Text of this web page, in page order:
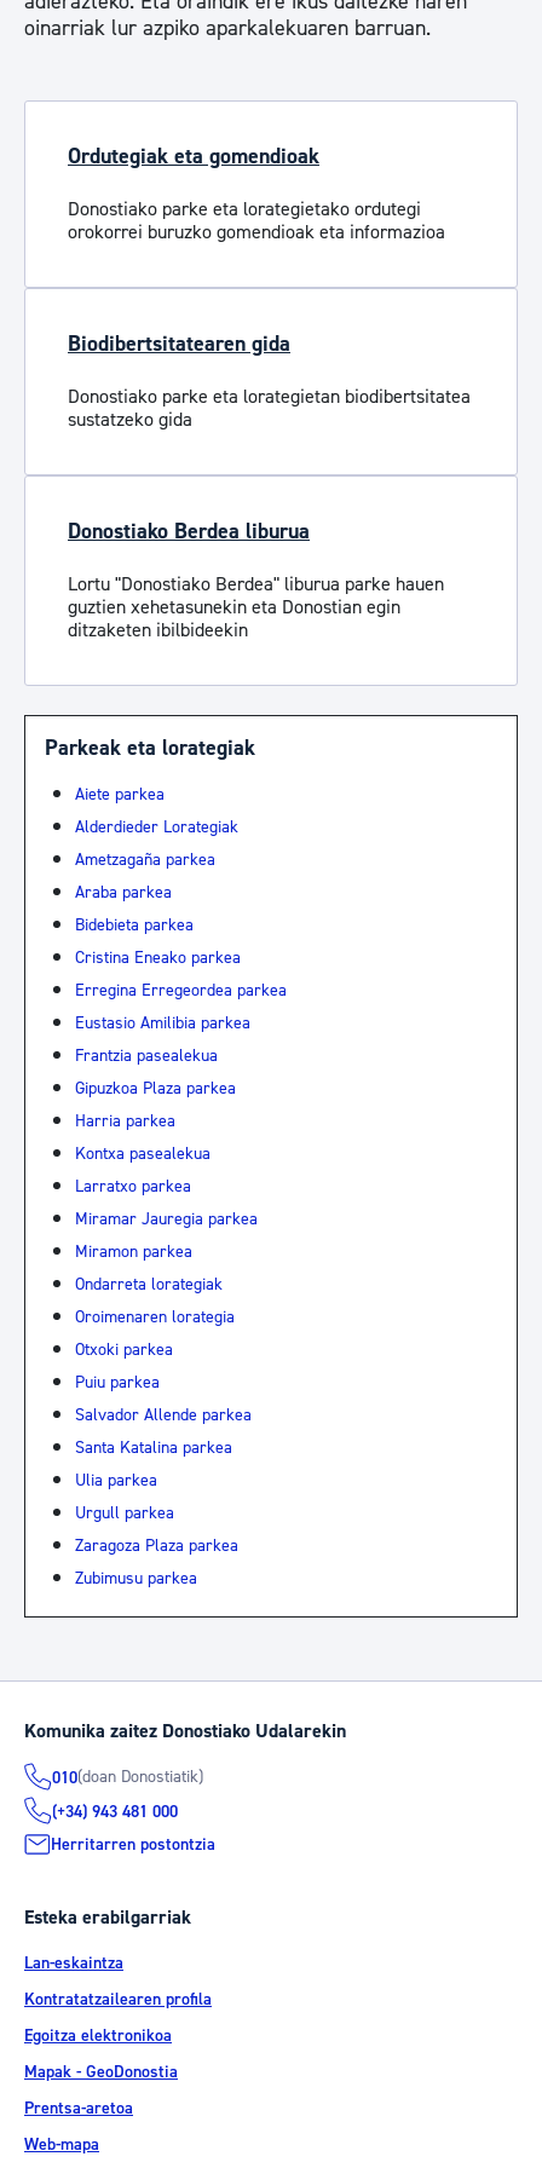
oinarriak lur azpiko aparkalekuaren barruan.
Ordutegiak eta gomendioak
Donostiako parke eta lorategietako ordutegi
orokorrei buruzko gomendioak eta informazioa
Biodibertsitatearen gida
Donostiako parke eta lorategietan biodibertsitatea
sustatzeko gida
Donostiako Berdea liburua
Lortu "Donostiako Berdea" liburua parke hauen
guztien xehetasunekin eta Donostian egin
ditzaketen ibilbideekin
Parkeak eta lorategiak
Aiete parkea
Alderdieder Lorategiak
Ametzagaña parkea
Araba parkea
Bidebieta parkea
Cristina Eneako parkea
Erregina Erregeordea parkea
Eustasio Amilibia parkea
Frantzia pasealekua
Gipuzkoa Plaza parkea
Harria parkea
Kontxa pasealekua
Larratxo parkea
Miramar Jauregia parkea
Miramon parkea
Ondarreta lorategiak
Oroimenaren lorategia
Otxoki parkea
Puiu parkea
Salvador Allende parkea
Santa Katalina parkea
Ulia parkea
Urgull parkea
Zaragoza Plaza parkea
Zubimusu parkea
Komunika zaitez Donostiako Udalarekin
010(doan Donostiatik)
(+34) 943 481 000
Herritarren postontzia
Esteka erabilgarriak
Lan-eskaintza
Kontratatzailearen profila
Egoitza elektronikoa
Mapak - GeoDonostia
Prentsa-aretoa
Web-mapa